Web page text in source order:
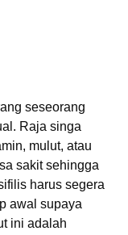
seseorang
Raja singa
mulut, atau
sakit sehingga
harus segera
awal supaya
ini adalah